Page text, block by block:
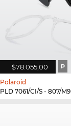
$78.055,00 P
Polaroid
PLD 7061/CI/S - 807/M9